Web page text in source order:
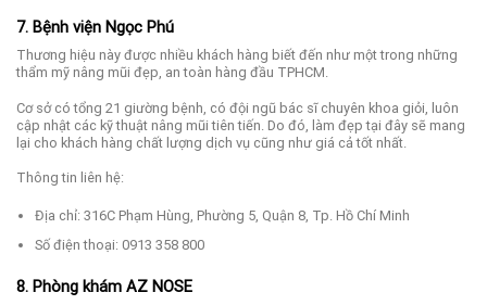
7. Bệnh viện Ngọc Phú
Thương hiệu này được nhiều khách hàng biết đến như một trong những
thẩm mỹ nâng mũi đẹp, an toàn hàng đầu TPHCM.
Cơ sở có tổng 21 giường bệnh, có đội ngũ bác sĩ chuyên khoa giỏi, luôn
cập nhật các kỹ thuật nâng mũi tiên tiến. Do đó, làm đẹp tại đây sẽ mang
lại cho khách hàng chất lượng dịch vụ cũng như giá cả tốt nhất.
Thông tin liên hệ:
Địa chỉ: 316C Phạm Hùng, Phường 5, Quận 8, Tp. Hồ Chí Minh
Số điện thoại: 0913 358 800
8. Phòng khám AZ NOSE